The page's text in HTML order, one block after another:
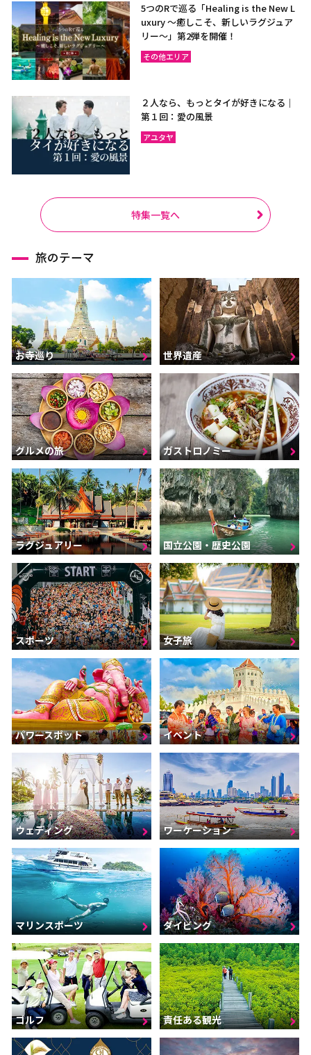
5つのRで巡る「Healing is the New L
uxury ～癒しこそ、新しいラグジュア
リー〜」第2弾を開催！
その他エリア
２人なら、もっとタイが好きになる｜
第１回：愛の風景
アユタヤ
特集一覧へ
旅のテーマ
お寺巡り 世界遺産
グルメの旅 ガストロノミー
ラグジュアリー 国立公園・歴史公園
スポーツ 女子旅
パワースポット イベント
ウェディング ワーケーション
マリンスポーツ ダイビング
ゴルフ 責任ある観光